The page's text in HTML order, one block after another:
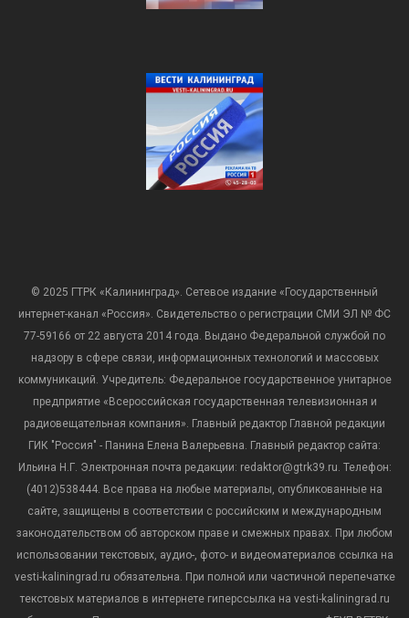
© 2025 ГТРК «Калининград». Сетевое издание «Государственный
интернет-канал «Россия». Свидетельство о регистрации СМИ ЭЛ № ФС
77-59166 от 22 августа 2014 года. Выдано Федеральной службой по
надзору в сфере связи, информационных технологий и массовых
коммуникаций. Учредитель: Федеральное государственное унитарное
предприятие «Всероссийская государственная телевизионная и
радиовещательная компания». Главный редактор Главной редакции
ГИК "Россия" - Панина Елена Валерьевна. Главный редактор сайта:
Ильина Н.Г. Электронная почта редакции: redaktor@gtrk39.ru. Телефон:
(4012)538444. Все права на любые материалы, опубликованные на
сайте, защищены в соответствии с российским и международным
законодательством об авторском праве и смежных правах. При любом
использовании текстовых, аудио-, фото- и видеоматериалов ссылка на
vesti-kaliningrad.ru обязательна. При полной или частичной перепечатке
текстовых материалов в интернете гиперссылка на vesti-kaliningrad.ru